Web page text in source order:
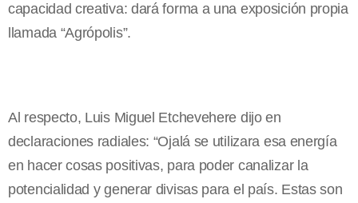
capacidad creativa: dará forma a una exposición propia
llamada “Agrópolis”.
Al respecto, Luis Miguel Etchevehere dijo en
declaraciones radiales: “Ojalá se utilizara esa energía
en hacer cosas positivas, para poder canalizar la
potencialidad y generar divisas para el país. Estas son